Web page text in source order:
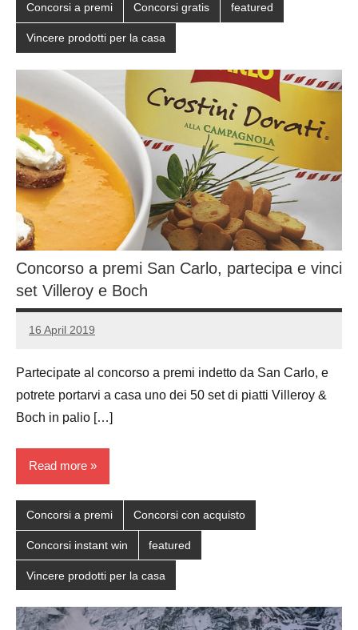
Concorsi a premi Concorsi gratis featured
Vincere prodotti per la casa
Concorso a premi San Carlo, partecipa e vinci
set Villeroy e Boch
16 April 2019
Luca
No
Partecipate al concorso a premi indetto da San Carlo, e
potrete portarvi a casa uno dei 50 set di piatti Villeroy &
Boch in palio […]
Read more
Concorsi a premi Concorsi con acquisto
Concorsi instant win featured
Vincere prodotti per la casa